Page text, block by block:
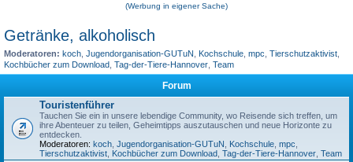
(Werbung in eigener Sache)
Getränke, alkoholisch
Moderatoren: koch Jugendorganisation-GUTuN Kochschule mpc Tierschutzaktivist
Kochbücher zum Download Tag-der-Tiere-Hannover Team
Forum
Touristenführer
Tauchen Sie ein in unsere lebendige Community, wo Reisende sich treffen, um
ihre Abenteuer zu teilen, Geheimtipps auszutauschen und neue Horizonte zu
entdecken.
Moderatoren: koch, Jugendorganisation-GUTuN, Kochschule, mpc,
Tierschutzaktivist, Kochbücher zum Download, Tag-der-Tiere-Hannover, Team